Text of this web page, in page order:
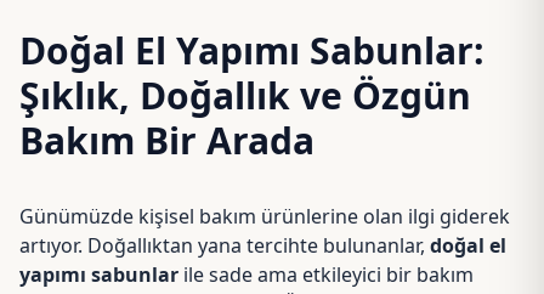
Doğal El Yapımı Sabunlar:
Şıklık, Doğallık ve Özgün
Bakım Bir Arada
Günümüzde kişisel bakım ürünlerine olan ilgi giderek
artıyor. Doğallıktan yana tercihte bulunanlar, doğal el
yapımı sabunlar ile sade ama etkileyici bir bakım